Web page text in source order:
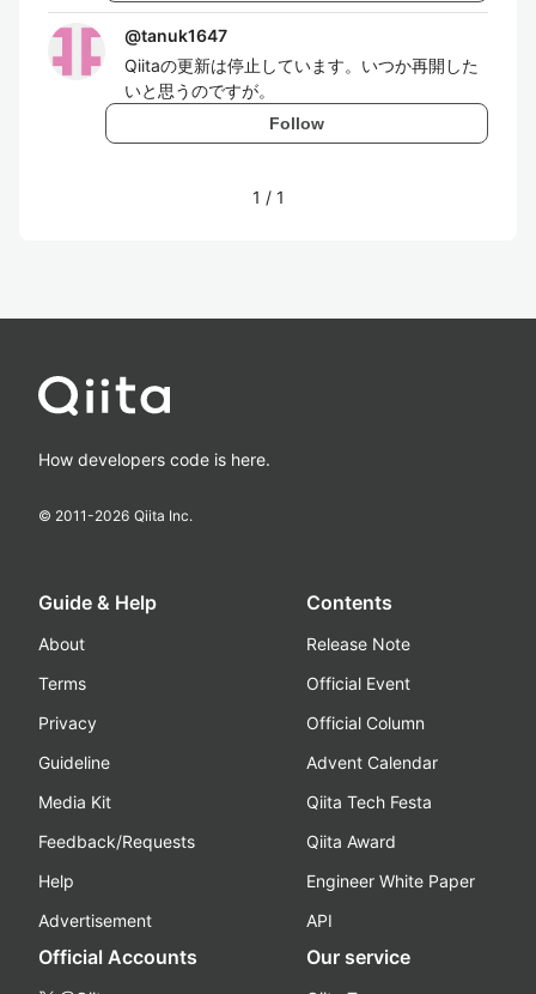
@tanuk1647
Qiitaの更新は停止しています。いつか再開した
いと思うのですが。
Follow
1 / 1
How developers code is here.
© 2011-2026 Qiita Inc.
Guide & Help
About
Terms
Privacy
Guideline
Media Kit
Feedback/Requests
Help
Advertisement
Contents
Release Note
Official Event
Official Column
Advent Calendar
Qiita Tech Festa
Qiita Award
Engineer White Paper
API
Official Accounts Our service